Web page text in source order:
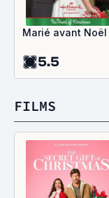
Marié avant Noël
5.5
FILMS